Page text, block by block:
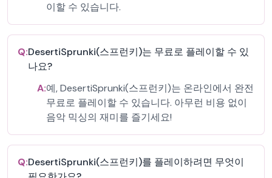
이할 수 있습니다.
Q:DesertiSprunki(스프런키)는 무료로 플레이할 수 있
나요?
A:예, DesertiSprunki(스프런키)는 온라인에서 완전
무료로 플레이할 수 있습니다. 아무런 비용 없이
음악 믹싱의 재미를 즐기세요!
Q:DesertiSprunki(스프런키)를 플레이하려면 무엇이